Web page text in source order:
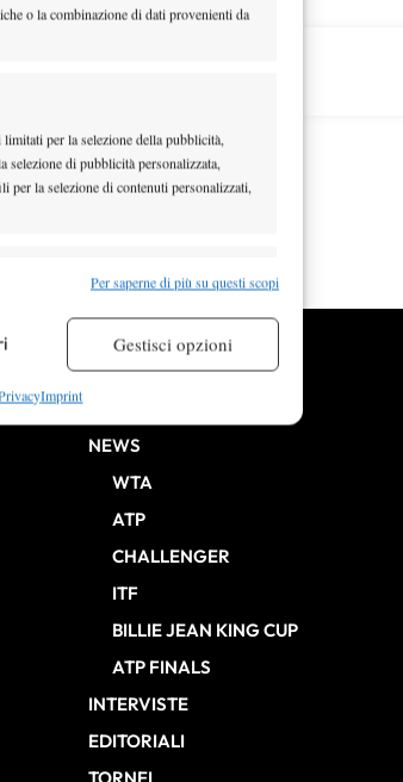
o la combinazione di dati provenienti da
per la selezione della pubblicità,
di pubblicità personalizzata,
la selezione di contenuti personalizzati,
errori,
e comunicare le
Sempre attivo
Per saperne di più su questi scopi
Gestisci opzioni
Imprint
HOME
NEWS
WTA
ATP
CHALLENGER
ITF
BILLIE JEAN KING CUP
ATP FINALS
INTERVISTE
EDITORIALI